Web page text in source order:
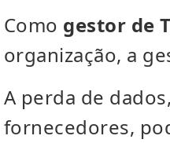
Como gestor de
organização, a
A perda de
fornecedores,